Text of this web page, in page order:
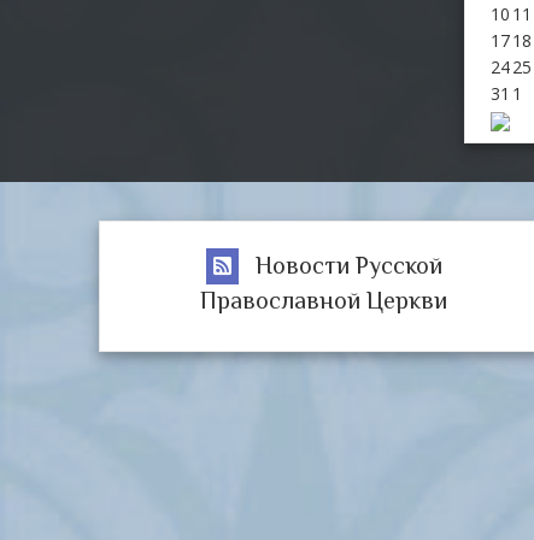
10 11
1718
2425
31 1
Новости Русской
Православной Церкви